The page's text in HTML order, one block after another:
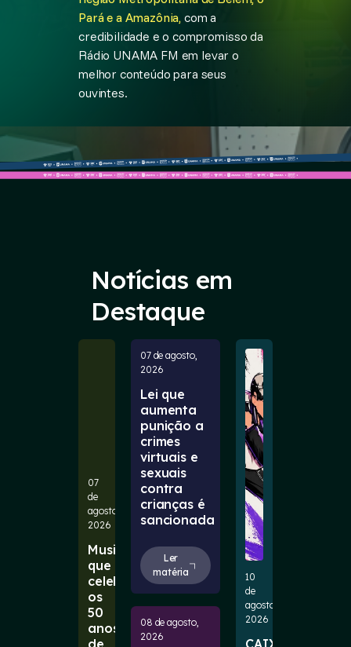
Pará e a Amazônia, com a
credibilidade e o compromisso da
Rádio UNAMA FM em levar o
melhor conteúdo para seus
ouvintes.
Notícias em
Destaque
07
de
agosto,
2026
Musical
que
celebra
os
50
anos
de
07 de agosto,
2026
Lei que
aumenta
punição a
crimes
virtuais e
sexuais
contra
crianças é
sancionada
Ler
matéria
08 de agosto,
2026
10
de
agosto,
2026
CAIXA